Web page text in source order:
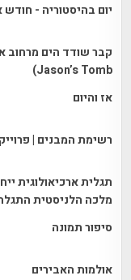
יום בהיסטוריה - חודש
Jason’s Tomb)
אז והיום
רשימת המבנים |
תגלית ארכיאולוגית
מלכה הלניסטית
סיפור תמונה
אולמות האבירים